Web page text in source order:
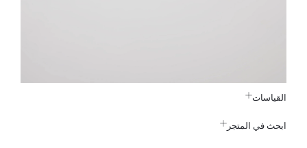
القياسات
ابحث في المتجر